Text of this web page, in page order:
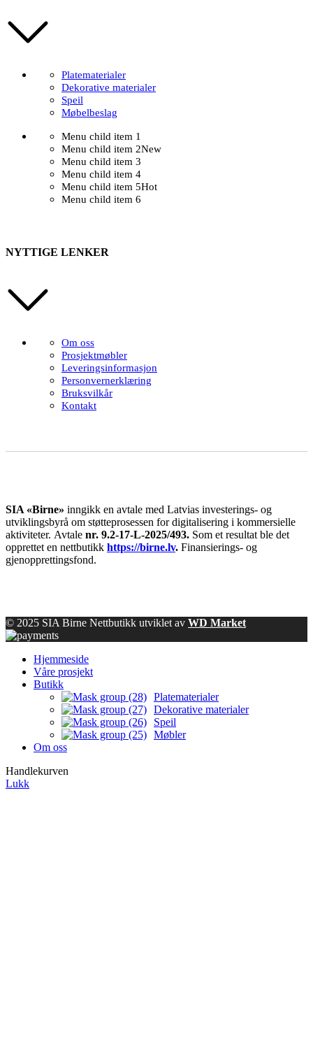
Platematerialer
Dekorative materialer
Speil
Møbelbeslag
Menu child item 1
Menu child item 2New
Menu child item 3
Menu child item 4
Menu child item 5Hot
Menu child item 6
NYTTIGE LENKER
Om oss
Prosjektmøbler
Leveringsinformasjon
Personvernerklæring
Bruksvilkår
Kontakt
SIA «Birne» inngikk en avtale med Latvias investerings- og
utviklingsbyrå om støtteprosessen for digitalisering i kommersielle
aktiviteter. Avtale nr. 9.2-17-L-2025/493. Som et resultat ble det
opprettet en nettbutikk https://birne.lv. Finansierings- og
gjenopprettingsfond.
© 2025 SIA Birne Nettbutikk utviklet av WD Market
Hjemmeside
Våre prosjekt
Butikk
Platematerialer
Dekorative materialer
Speil
Møbler
Om oss
Handlekurven
Lukk